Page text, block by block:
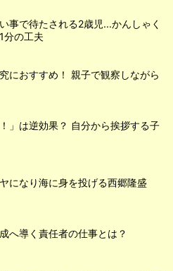
事で待たされる2歳児...かんしゃく
分の工夫
におすすめ！ 親子で観察しながら
」は逆効果？ 自分から挨拶する子
になり海に身を投げる西郷隆盛
へ導く責任者の仕事とは？